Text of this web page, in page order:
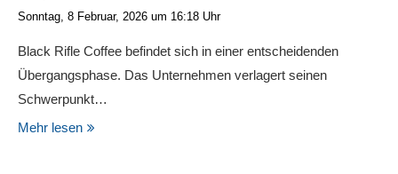
Sonntag, 8 Februar, 2026 um 16:18 Uhr
Black Rifle Coffee befindet sich in einer entscheidenden
Übergangsphase. Das Unternehmen verlagert seinen
Schwerpunkt…
Mehr lesen